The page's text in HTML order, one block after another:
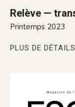
Relève —
Printemps 2023
PLUS DE DÉTAILS